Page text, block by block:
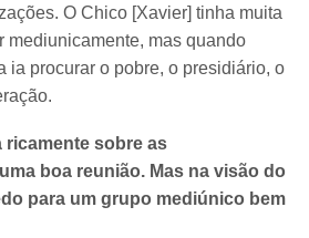
O Chico [Xavier] tinha muita
mediunicamente, mas quando
ia procurar o pobre, o presidiário, o
ricamente sobre as
boa reunião. Mas na visão do
para um grupo mediúnico bem